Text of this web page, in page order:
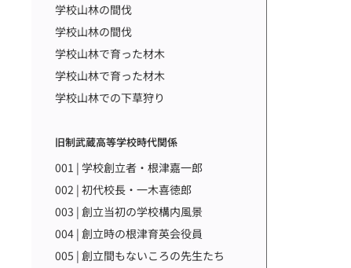
学校山林の間伐
学校山林の間伐
学校山林で育った材木
学校山林で育った材木
学校山林での下草狩り
旧制武蔵高等学校時代関係
001 | 学校創立者・根津嘉一郎
002 | 初代校長・一木喜徳郎
003 | 創立当初の学校構内風景
004 | 創立時の根津育英会役員
005 | 創立間もないころの先生たち